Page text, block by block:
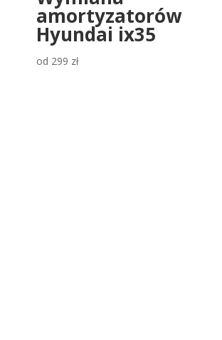
amortyzatorów
Hyundai ix35
od 299 zł